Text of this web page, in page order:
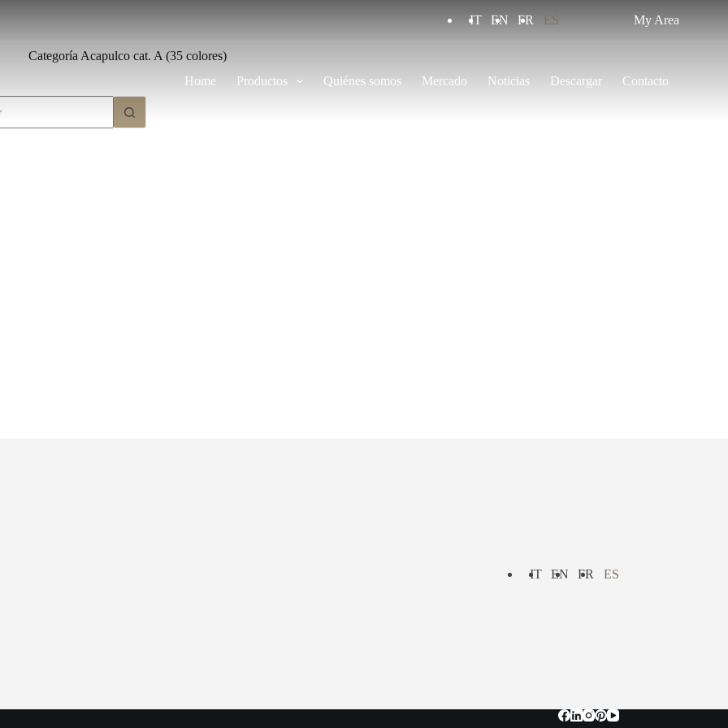
IT EN FR ES My Area
Home Productos Quiénes somos Mercado Noticias Descargar Contacto
Categoría Acapulco cat. A (35 colores)
IT EN FR ES